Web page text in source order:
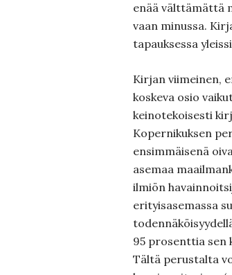
enää välttämättä
vaan minussa.
tapauksessa
Kirjan viimeinen,
koskeva osio
keinotekoisesti
Kopernikuksen
ensimmäisenä
asemaa
ilmiön
erityisasemassa
95 prosenttia sen
Tältä perustalta